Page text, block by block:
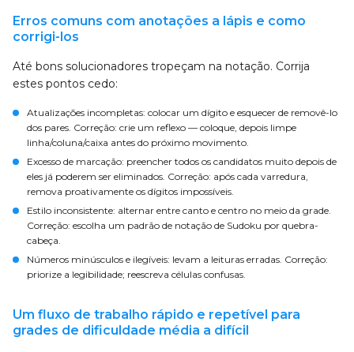
Erros comuns com anotações a lápis e como
corrigi-los
Até bons solucionadores tropeçam na notação. Corrija
estes pontos cedo:
Atualizações incompletas: colocar um dígito e esquecer de removê-lo
dos pares. Correção: crie um reflexo — coloque, depois limpe
linha/coluna/caixa antes do próximo movimento.
Excesso de marcação: preencher todos os candidatos muito depois de
eles já poderem ser eliminados. Correção: após cada varredura,
remova proativamente os dígitos impossíveis.
Estilo inconsistente: alternar entre canto e centro no meio da grade.
Correção: escolha um padrão de notação de Sudoku por quebra-
cabeça.
Números minúsculos e ilegíveis: levam a leituras erradas. Correção:
priorize a legibilidade; reescreva células confusas.
Um fluxo de trabalho rápido e repetível para
grades de dificuldade média a difícil